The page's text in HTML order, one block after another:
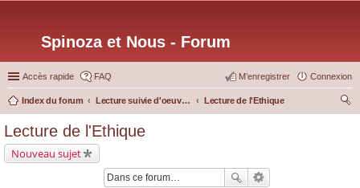
Spinoza et Nous - Forum
Accès rapide FAQ Connexion
M’enregistrer
Index du forum Lecture suivie d'oeuvres particulières
Lecture de l'Ethique
Lecture de l'Ethique
Nouveau sujet